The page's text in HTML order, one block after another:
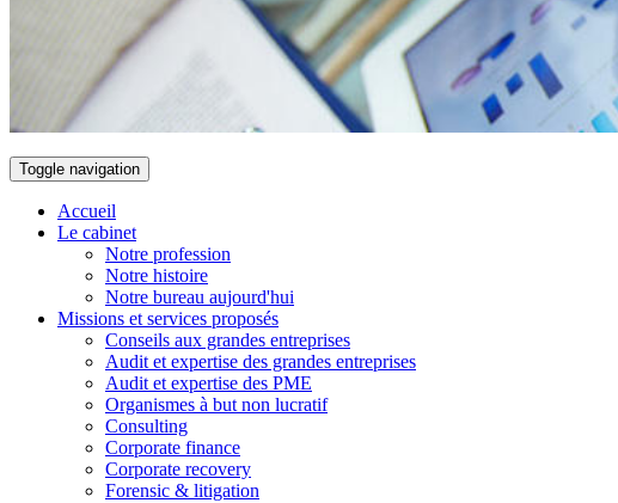
Toggle navigation
Accueil
Le cabinet
Notre profession
Notre histoire
Notre bureau aujourd'hui
Missions et services proposés
Conseils aux grandes entreprises
Audit et expertise des grandes entreprises
Audit et expertise des PME
Organismes à but non lucratif
Consulting
Corporate finance
Corporate recovery
Forensic & litigation